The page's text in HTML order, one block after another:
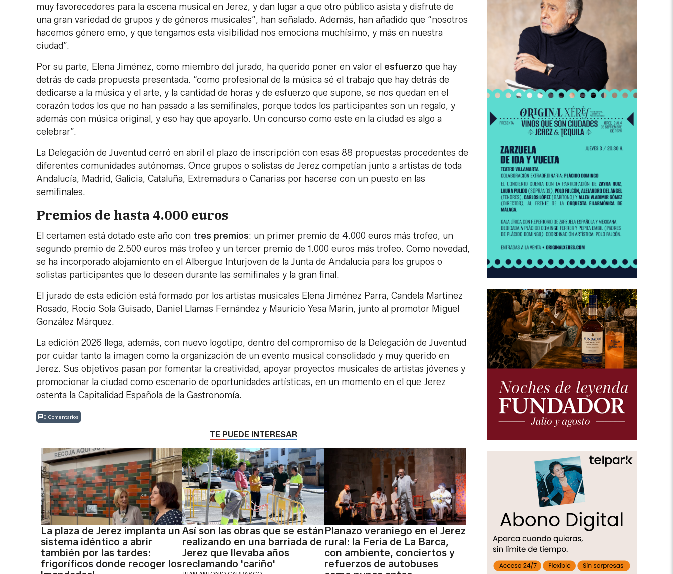
muy favorecedores para la escena musical en Jerez, y dan lugar a que otro público asista y disfrute de
una gran variedad de grupos y de géneros musicales”, han señalado. Además, han añadido que “nosotros
hacemos género emo, y que tengamos esta visibilidad nos emociona muchísimo, y más en nuestra
ciudad”.
Por su parte, Elena Jiménez, como miembro del jurado, ha querido poner en valor el esfuerzo que hay
detrás de cada propuesta presentada. “como profesional de la música sé el trabajo que hay detrás de
dedicarse a la música y el arte, y la cantidad de horas y de esfuerzo que supone, se nos quedan en el
corazón todos los que no han pasado a las semifinales, porque todos los participantes son un regalo, y
además con música original, y eso hay que apoyarlo. Un concurso como este en la ciudad es algo a
celebrar”.
La Delegación de Juventud cerró en abril el plazo de inscripción con esas 88 propuestas procedentes de
diferentes comunidades autónomas. Once grupos o solistas de Jerez competían junto a artistas de toda
Andalucía, Madrid, Galicia, Cataluña, Extremadura o Canarias por hacerse con un puesto en las
semifinales.
Premios de hasta 4.000 euros
El certamen está dotado este año con tres premios: un primer premio de 4.000 euros más trofeo, un
segundo premio de 2.500 euros más trofeo y un tercer premio de 1.000 euros más trofeo. Como novedad,
se ha incorporado alojamiento en el Albergue Inturjoven de la Junta de Andalucía para los grupos o
solistas participantes que lo deseen durante las semifinales y la gran final.
El jurado de esta edición está formado por los artistas musicales Elena Jiménez Parra, Candela Martínez
Rosado, Rocío Sola Guisado, Daniel Llamas Fernández y Mauricio Yesa Marín, junto al promotor Miguel
González Márquez.
La edición 2026 llega, además, con nuevo logotipo, dentro del compromiso de la Delegación de Juventud
por cuidar tanto la imagen como la organización de un evento musical consolidado y muy querido en
Jerez. Sus objetivos pasan por fomentar la creatividad, apoyar proyectos musicales de artistas jóvenes y
promocionar la ciudad como escenario de oportunidades artísticas, en un momento en el que Jerez
ostenta la Capitalidad Española de la Gastronomía.
0 Comentarios
TE PUEDE INTERESAR
La plaza de Jerez implanta un
sistema idéntico a abrir
también por las tardes:
frigoríficos donde recoger los
Así son las obras que se están
realizando en una barriada de
Jerez que llevaba años
reclamando 'cariño'
Planazo veraniego en el Jerez
rural: la Feria de La Barca,
con ambiente, conciertos y
refuerzos de autobuses